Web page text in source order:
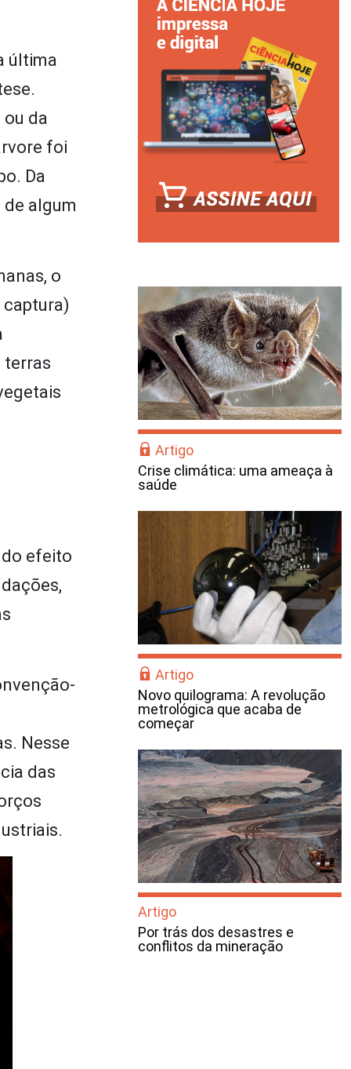
última
da
foi
Da
algum
o
terras
efeito
Nesse
das
Artigo
Crise climática: uma ameaça à
saúde
Artigo
Novo quilograma: A revolução
metrológica que acaba de
começar
Artigo
Por trás dos desastres e
conflitos da mineração